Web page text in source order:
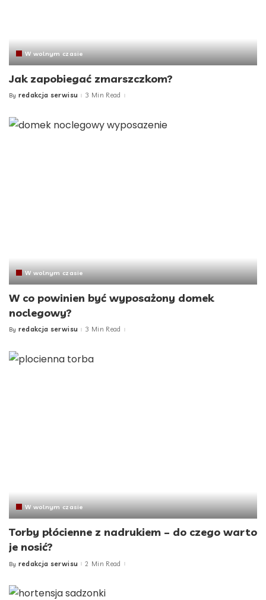
W wolnym czasie
Jak zapobiegać zmarszczkom?
Posted
By redakcja serwisu 3 Min Read
W wolnym czasie
W co powinien być wyposażony domek
noclegowy?
Posted
By redakcja serwisu 3 Min Read
W wolnym czasie
Torby płócienne z nadrukiem – do czego warto
je nosić?
Posted
By redakcja serwisu 2 Min Read